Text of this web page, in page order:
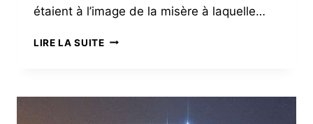
étaient à l’image de la misère à laquelle…
LIRE LA SUITELES
LA